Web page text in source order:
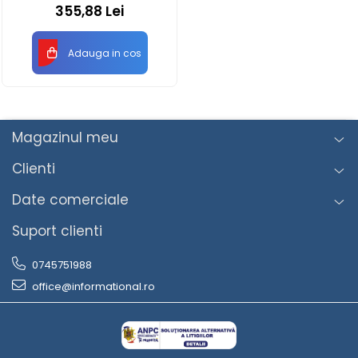
RS vertical cu bila
355,88 Lei
Adauga in cos
Magazinul meu
Clienti
Date comerciale
Suport clienti
0745751988
office@informational.ro